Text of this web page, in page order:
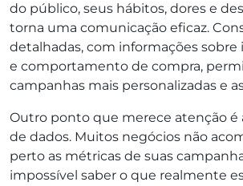
do público, seus hábitos, dores e
torna uma comunicação eficaz.
detalhadas, com informações sobre
e comportamento de compra,
campanhas mais personalizadas e
Outro ponto que merece atenção é
de dados. Muitos negócios não
perto as métricas de suas
impossível saber o que realmente